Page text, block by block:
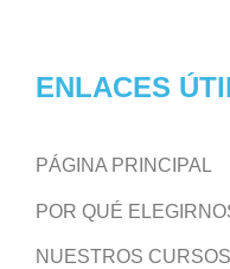
ENLACES
PÁGINA PRINCIPAL
POR QUÉ
NUESTROS CURSOS